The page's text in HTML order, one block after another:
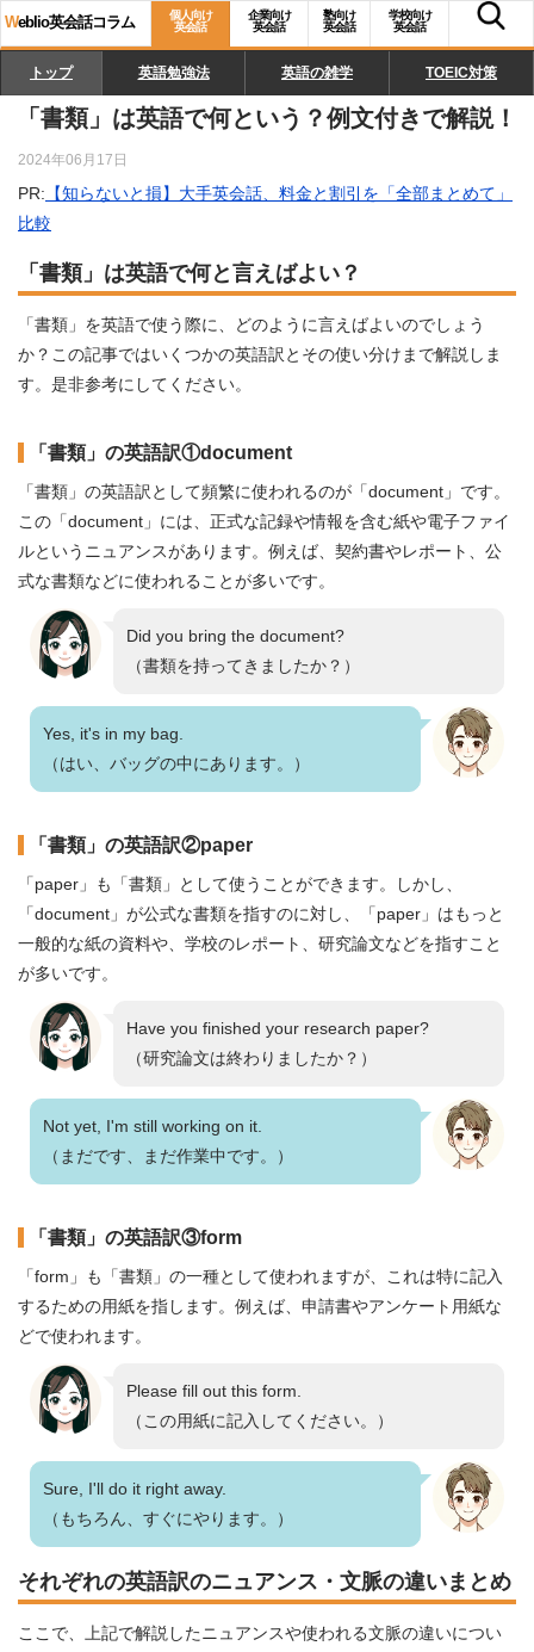
Weblio英会話コラム
個人向け
英会話
企業向け
英会話
塾向け
英会話
学校向け
英会話
トップ 英語勉強法 英語の雑学 TOEIC対策
「書類」は英語で何という？例文付きで解説！
2024年06月17日
PR: 【知らないと損】大手英会話、料金と割引を「全部まとめて」
比較
「書類」は英語で何と言えばよい？
「書類」を英語で使う際に、どのように言えばよいのでしょう
か？この記事ではいくつかの英語訳とその使い分けまで解説しま
す。是非参考にしてください。
「書類」の英語訳①document
「書類」の英語訳として頻繁に使われるのが「document」です。
この「document」には、正式な記録や情報を含む紙や電子ファイ
ルというニュアンスがあります。例えば、契約書やレポート、公
式な書類などに使われることが多いです。
Did you bring the document?
（書類を持ってきましたか？）
Yes, it's in my bag.
（はい、バッグの中にあります。）
「書類」の英語訳②paper
「paper」も「書類」として使うことができます。しかし、
「document」が公式な書類を指すのに対し、「paper」はもっと
一般的な紙の資料や、学校のレポート、研究論文などを指すこと
が多いです。
Have you finished your research paper?
（研究論文は終わりましたか？）
Not yet, I'm still working on it.
（まだです、まだ作業中です。）
「書類」の英語訳③form
「form」も「書類」の一種として使われますが、これは特に記入
するための用紙を指します。例えば、申請書やアンケート用紙な
どで使われます。
Please fill out this form.
（この用紙に記入してください。）
Sure, I'll do it right away.
（もちろん、すぐにやります。）
それぞれの英語訳のニュアンス・文脈の違いまとめ
ここで、上記で解説したニュアンスや使われる文脈の違いについ